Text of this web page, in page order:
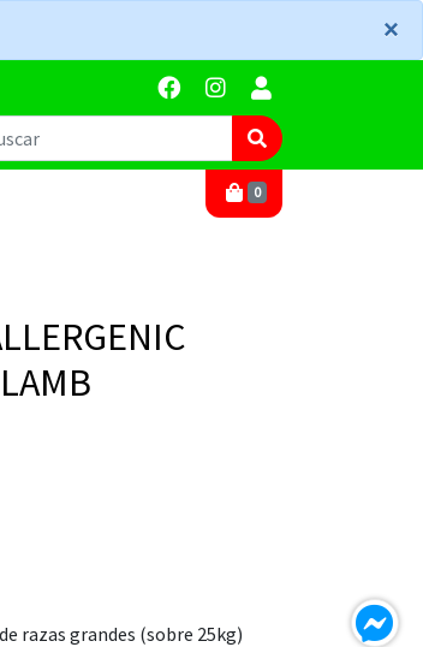
×
×
0
razas grandes (sobre 25kg)